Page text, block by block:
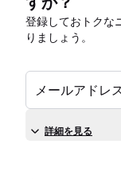
登録しておトクな
りましょう。
メールアドレ
詳細を見る